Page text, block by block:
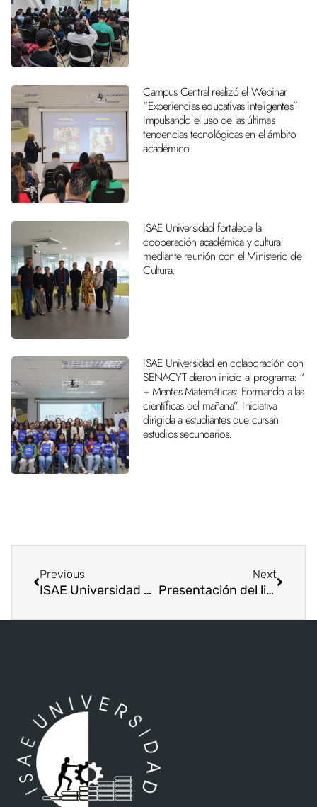
Campus Central realizó el Webinar
“Experiencias educativas inteligentes”
Impulsando el uso de las últimas
tendencias tecnológicas en el ámbito
académico.
ISAE Universidad fortalece la
cooperación académica y cultural
mediante reunión con el Ministerio de
Cultura.
ISAE Universidad en colaboración con
SENACYT dieron inicio al programa: “
+ Mentes Matemáticas: Formando a las
científicas del mañana”. Iniciativa
dirigida a estudiantes que cursan
estudios secundarios.
Previous
ISAE Universidad hizo entrega de Jamones Navideños a sus Colaboradores
Next
Presentación del libro “¿Cuál Constitución? – La constitución pendiente de Panamá 2da edición”.